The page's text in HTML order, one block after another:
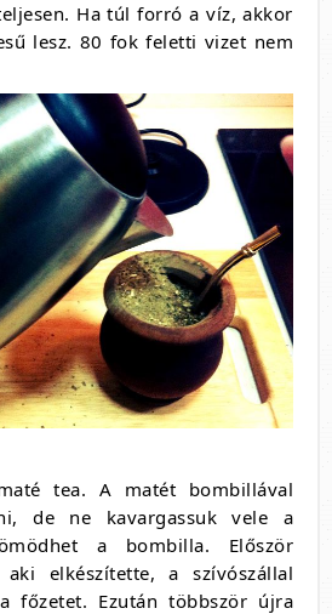
Ha túl forró a víz, akkor
lesz. 80 fok feletti vizet nem
tea. A matét bombillával
de ne kavargassuk vele a
a bombilla. Először
elkészítette, a szívószállal
főzetet. Ezután többször újra